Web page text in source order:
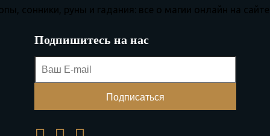
Подпишитесь на нас